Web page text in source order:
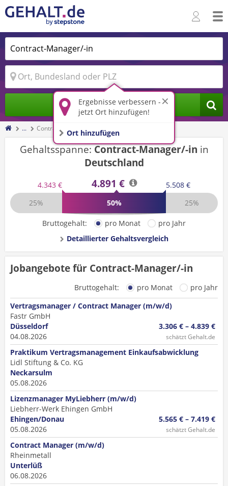
Ergebnisse verbessern -
jetzt Ort hinzufügen!
Ort hinzufügen
Jobs finden
... Contract-Manager/-in
Gehaltsspanne:Contract-Manager/-in in
Deutschland
4.343 € 4.891 €
5.508 €
25%
50% 25%
Bruttogehalt: pro Monat
pro Jahr
Detaillierter Gehaltsvergleich
Jobangebote für Contract-Manager/-in
Bruttogehalt: pro Monat
pro Jahr
Vertragsmanager / Contract Manager (m/w/d)
Fastr GmbH
Düsseldorf
04.08.2026
3.306 € – 4.839 €
schätzt Gehalt.de
Praktikum Vertragsmanagement Einkaufsabwicklung
Lidl Stiftung & Co. KG
Neckarsulm
05.08.2026
Lizenzmanager MyLiebherr (m/w/d)
Liebherr-Werk Ehingen GmbH
Ehingen/Donau
05.08.2026
5.565 € – 7.419 €
schätzt Gehalt.de
Contract Manager (m/w/d)
Rheinmetall
Unterlüß
06.08.2026